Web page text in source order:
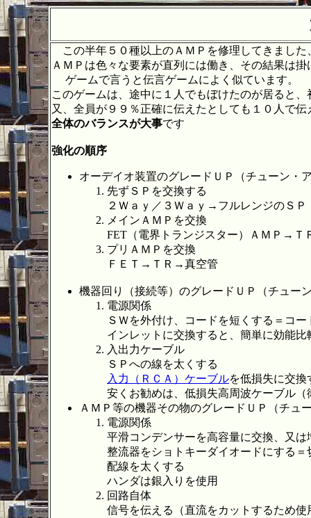
この半年５０種以上のＡＭＰを修理してきまし
ＡＭＰは色々な要素が直列には働き、その結果は掛
ゲームで言うと伝言ゲームによく似ています。
このゲームは、途中に１人でもぼけたのが居ると
又、全員が９９％正確に伝えたとしても１０人で
全体のバランスが大事です
強化の順序
オーデイオ装置のグレードＵＰ（チューン・
先ずＳＰを交換する
２Ｗａｙ／３Ｗａｙ→フルレンジのＳＰ
メインＡＭＰを交換
FET（電界トランジスター）ＡＭＰ→
プリＡＭＰを交換
ＦＥＴ→ＴＲ→真空管
機器回り（接続等）のグレードＵＰ（チュー
電源関係
ＳＷを外付け、コードを短くする＝コー
インレットに交換すると、簡単に効能比
入出力ケーブル
ＳＰへの線を太くする
入力（ＲＣＡ）ケーブルを低損失に交換
安くお勧めは、低損失高周波ケーブル
ＡＭＰ等の機器その物のグレードＵＰ（チュ
電源関係
平滑コンデンサーを高容量に交換、又は
整流器をショトキーダイオードにする＝
配線を太くする
ハンダは銀入りを使用
回路自体
信号を伝える（直流をカットするため